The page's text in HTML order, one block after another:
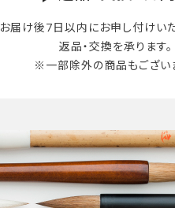
お届け後7日以内にお申し付けい
返品・交換を承ります。
※一部除外の商品もござい